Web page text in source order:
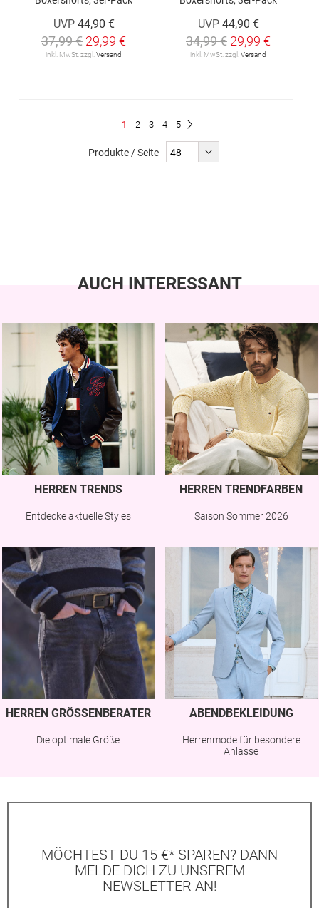
UVP 44,90 €
37,99 € 29,99 €
inkl. MwSt. zzgl. Versand
UVP 44,90 €
34,99 € 29,99 €
inkl. MwSt. zzgl. Versand
Du
1 Seite
2 Seite
3 Seite
4 Seite
5
Produkte / Seite
AUCH INTERESSANT
HERREN TRENDS
Entdecke aktuelle Styles
HERREN TRENDFARBEN
Saison Sommer 2026
HERREN GRÖSSENBERATER
Die optimale Größe
ABENDBEKLEIDUNG
Herrenmode für besondere
Anlässe
MÖCHTEST DU 15 €* SPAREN? DANN
MELDE DICH ZU UNSEREM
NEWSLETTER AN!